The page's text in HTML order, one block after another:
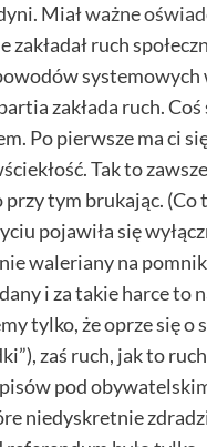
Miałważne
zakładał ruch
zakłada ruch.
Po pierwsze ma ci
Tak to
tym brukając. (Co
pojawiła się
waleriany na
i za takie harce to
tylko, że oprze się o
zaś ruch, jak to
pod
niedyskretnie